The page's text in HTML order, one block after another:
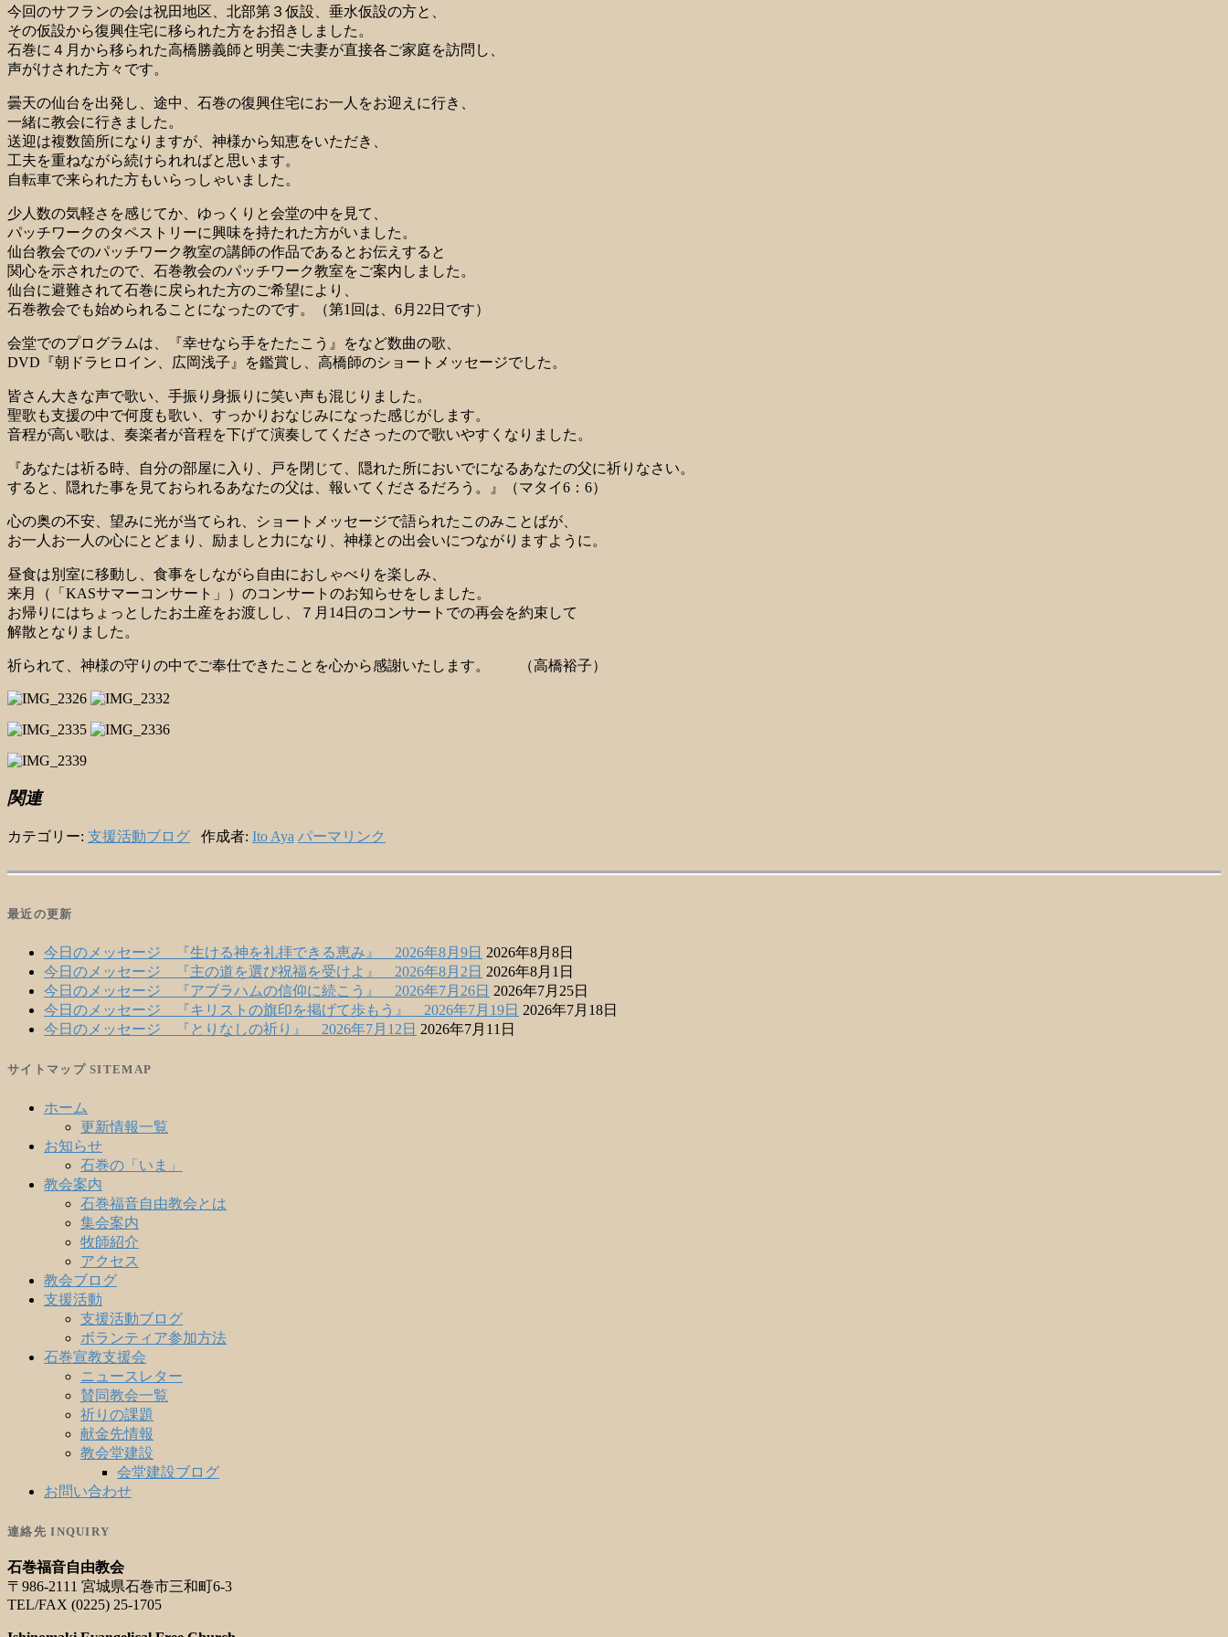
今回のサフランの会は祝田地区、北部第３仮設、垂水仮設の方と、
その仮設から復興住宅に移られた方をお招きしました。
石巻に４月から移られた高橋勝義師と明美ご夫妻が直接各ご家庭を訪問し、
声がけされた方々です。
曇天の仙台を出発し、途中、石巻の復興住宅にお一人をお迎えに行き、
一緒に教会に行きました。
送迎は複数箇所になりますが、神様から知恵をいただき、
工夫を重ねながら続けられればと思います。
自転車で来られた方もいらっしゃいました。
少人数の気軽さを感じてか、ゆっくりと会堂の中を見て、
パッチワークのタペストリーに興味を持たれた方がいました。
仙台教会でのパッチワーク教室の講師の作品であるとお伝えすると
関心を示されたので、石巻教会のパッチワーク教室をご案内しました。
仙台に避難されて石巻に戻られた方のご希望により、
石巻教会でも始められることになったのです。（第1回は、6月22日です）
会堂でのプログラムは、『幸せなら手をたたこう』をなど数曲の歌、
DVD『朝ドラヒロイン、広岡浅子』を鑑賞し、高橋師のショートメッセージでした。
皆さん大きな声で歌い、手振り身振りに笑い声も混じりました。
聖歌も支援の中で何度も歌い、すっかりおなじみになった感じがします。
音程が高い歌は、奏楽者が音程を下げて演奏してくださったので歌いやすくなりました。
『あなたは祈る時、自分の部屋に入り、戸を閉じて、隠れた所においでになるあなたの父に祈りなさい。
すると、隠れた事を見ておられるあなたの父は、報いてくださるだろう。』（マタイ6：6）
心の奥の不安、望みに光が当てられ、ショートメッセージで語られたこのみことばが、
お一人お一人の心にとどまり、励ましと力になり、神様との出会いにつながりますように。
昼食は別室に移動し、食事をしながら自由におしゃべりを楽しみ、
来月（「KASサマーコンサート」）のコンサートのお知らせをしました。
お帰りにはちょっとしたお土産をお渡しし、７月14日のコンサートでの再会を約束して
解散となりました。
祈られて、神様の守りの中でご奉仕できたことを心から感謝いたします。 （高橋裕子）
関連
カテゴリー: 支援活動ブログ 作成者: Ito Aya パーマリンク
最近の更新
今日のメッセージ 『生ける神を礼拝できる恵み』 2026年8月9日 2026年8月8日
今日のメッセージ 『主の道を選び祝福を受けよ』 2026年8月2日 2026年8月1日
今日のメッセージ 『アブラハムの信仰に続こう』 2026年7月26日 2026年7月25日
今日のメッセージ 『キリストの旗印を掲げて歩もう』 2026年7月19日 2026年7月18日
今日のメッセージ 『とりなしの祈り』 2026年7月12日 2026年7月11日
サイトマップ SITEMAP
ホーム
更新情報一覧
お知らせ
石巻の「いま」
教会案内
石巻福音自由教会とは
集会案内
牧師紹介
アクセス
教会ブログ
支援活動
支援活動ブログ
ボランティア参加方法
石巻宣教支援会
ニュースレター
賛同教会一覧
祈りの課題
献金先情報
教会堂建設
会堂建設ブログ
お問い合わせ
連絡先 INQUIRY
石巻福音自由教会
〒986-2111 宮城県石巻市三和町6-3
TEL/FAX (0225) 25-1705